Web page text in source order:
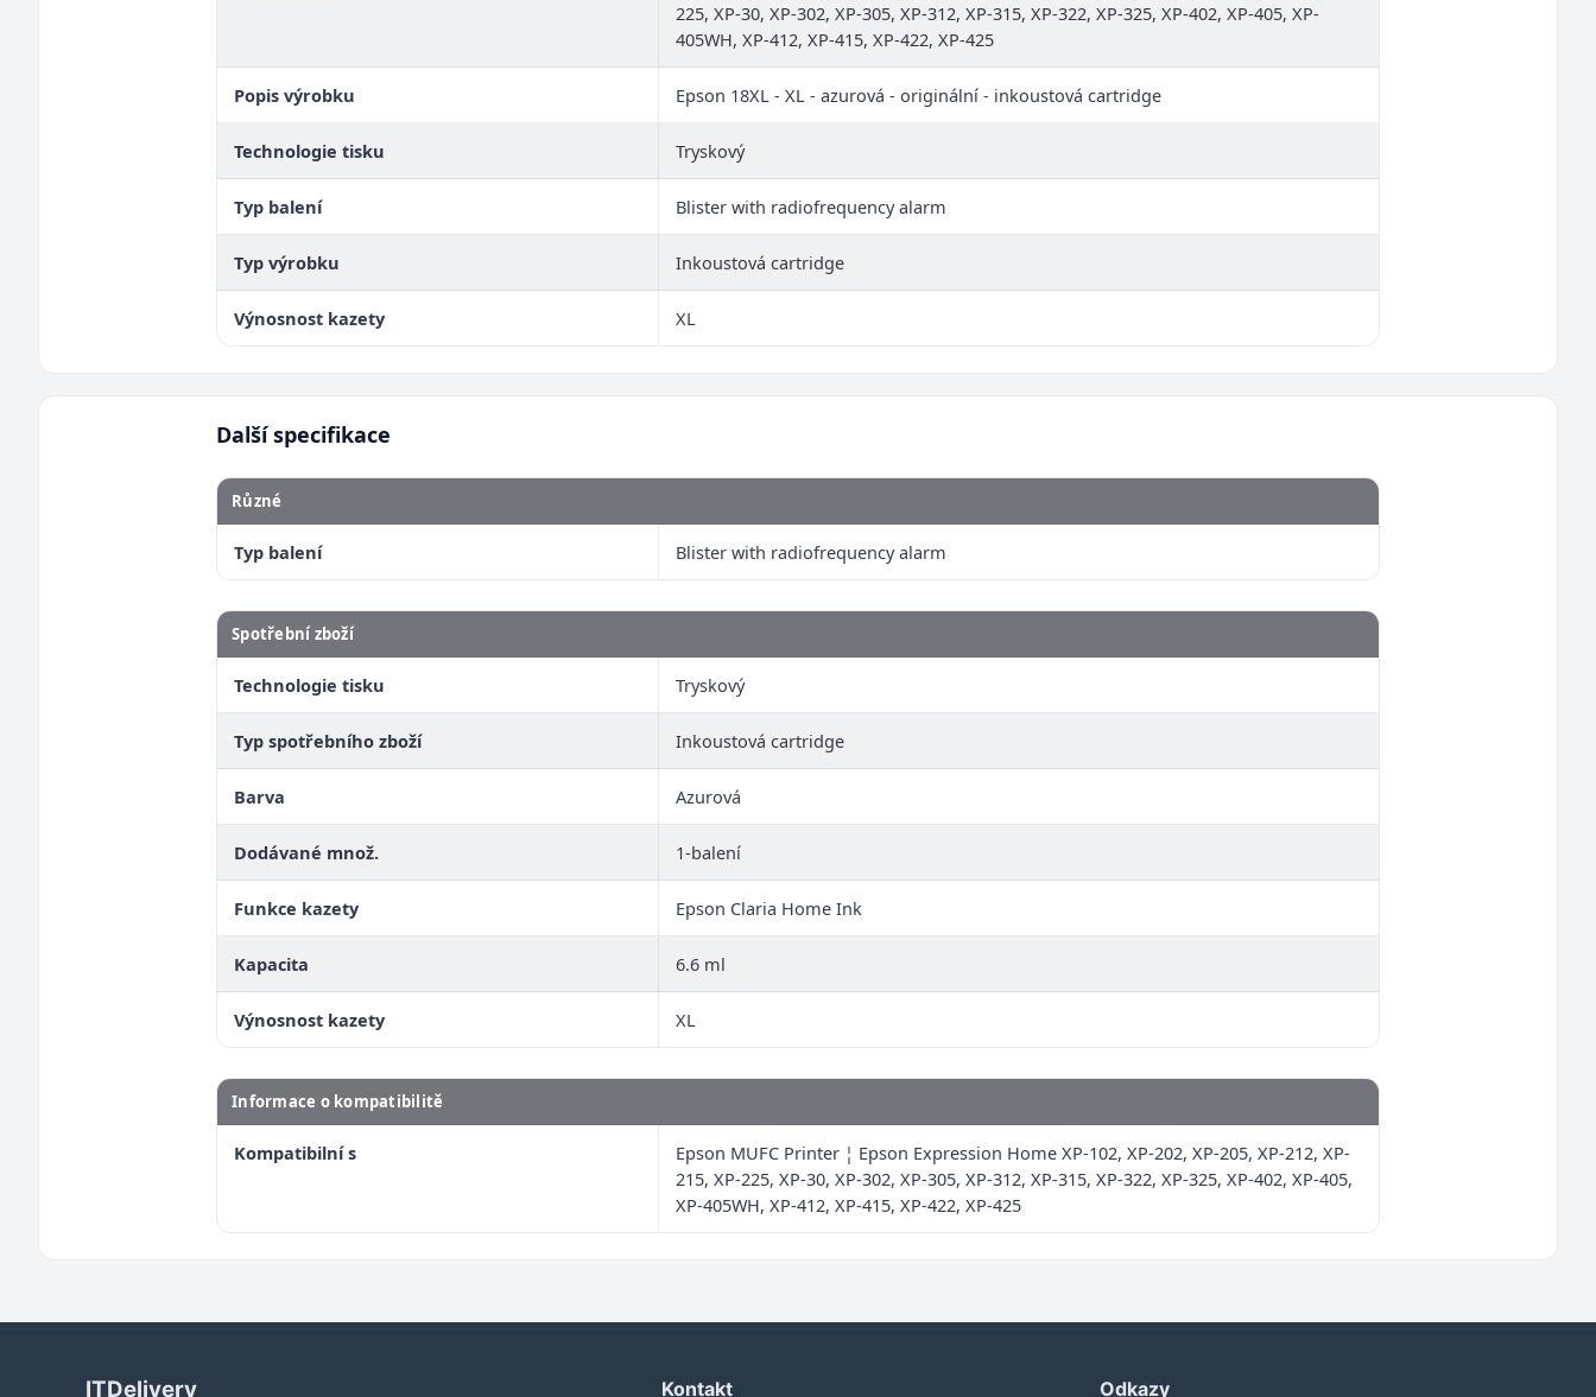
225, XP-30, XP-302, XP-305, XP-312, XP-315, XP-322, XP-325, XP-402, XP-405, XP-
405WH, XP-412, XP-415, XP-422, XP-425
Popis výrobku Epson 18XL - XL - azurová - originální - inkoustová cartridge
Technologie tisku Tryskový
Typ balení Blister with radiofrequency alarm
Typ výrobku Inkoustová cartridge
Výnosnost kazety XL
Další specifikace
Různé
Typ balení Blister with radiofrequency alarm
Spotřební zboží
Technologie tisku Tryskový
Typ spotřebního zboží Inkoustová cartridge
Barva Azurová
Dodávané množ. 1-balení
Funkce kazety Epson Claria Home Ink
Kapacita 6.6 ml
Výnosnost kazety XL
Informace o kompatibilitě
Kompatibilní s
Epson MUFC Printer ¦ Epson Expression Home XP-102, XP-202, XP-205, XP-212, XP-
215, XP-225, XP-30, XP-302, XP-305, XP-312, XP-315, XP-322, XP-325, XP-402, XP-405,
XP-405WH, XP-412, XP-415, XP-422, XP-425
ITDelivery Kontakt Odkazy